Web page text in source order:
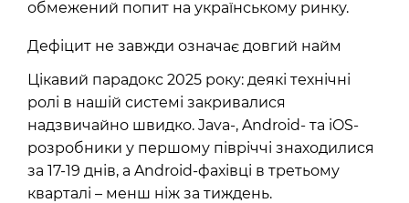
обмежений попит на українському ринку.
Дефіцит не завжди означає довгий найм
Цікавий парадокс 2025 року: деякі технічні
ролі в нашій системі закривалися
надзвичайно швидко. Java-, Android- та iOS-
розробники у першому півріччі знаходилися
за 17-19 днів, а Android-фахівці в третьому
кварталі – менш ніж за тиждень.